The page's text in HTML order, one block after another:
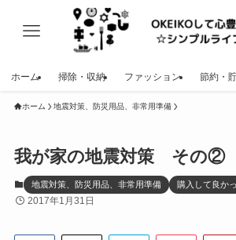
ホーム 掃除・収納 ファッション 節約・
ホーム 地震対策、防災用品、非常用準備
我が家の地震対策 その②
地震対策、防災用品、非常用準備 購入して良か
2017年1月31日